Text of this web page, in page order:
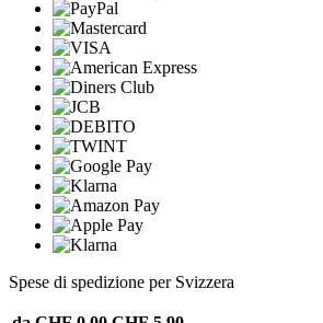
Spese di spedizione per Svizzera